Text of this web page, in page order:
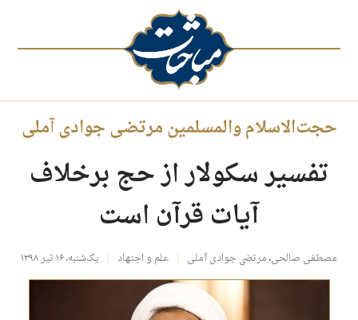
حجت‌الاسلام والمسلمین مرتضی جوادی آملی
تفسیر سکولار از حج برخلاف
آیات قرآن است
مصطفی صالحی،مرتضی جوادی آملی علم و اجتهاد یک‌شنبه، ۱۶ تیر ۱۳۹۸